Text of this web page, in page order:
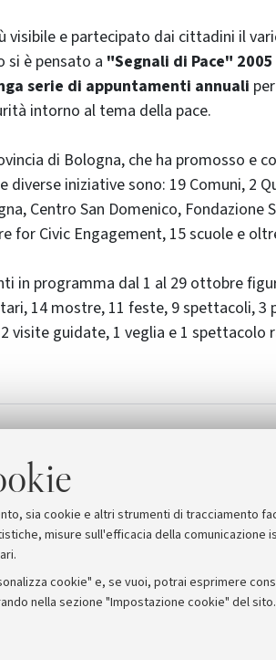
sia cookie e altri strumenti di tracciamento
misure sull'efficacia della comunicazione
cookie" e, se vuoi, potrai esprimere
nella sezione "Impostazione cookie" del sito.
visibile e partecipato dai cittadini il
si è pensato a "Segnali di Pace"
serie di appuntamenti annuali
intorno al tema della pace.
di Bologna, che ha promosso e
iniziative sono: 19 Comuni, 2
Centro San Domenico, Fondazione
for Civic Engagement, 15 scuole e
in programma dal 1 al 29 ottobre
14 mostre, 11 feste, 9 spettacoli, 3
visite guidate, 1 veglia e 1 spettacolo